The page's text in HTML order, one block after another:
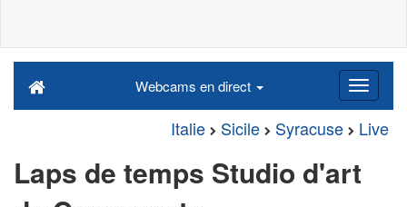
Webcams en direct
Italie Sicile Syracuse Live
Laps de temps Studio d'art